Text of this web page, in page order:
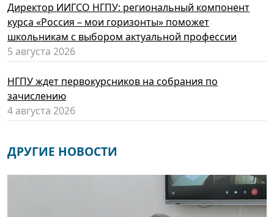
Директор ИИГСО НГПУ: региональный компонент
курса «Россия – мои горизонты» поможет
школьникам с выбором актуальной профессии
5 августа 2026
НГПУ ждет первокурсников на собрания по
зачислению
4 августа 2026
ДРУГИЕ НОВОСТИ